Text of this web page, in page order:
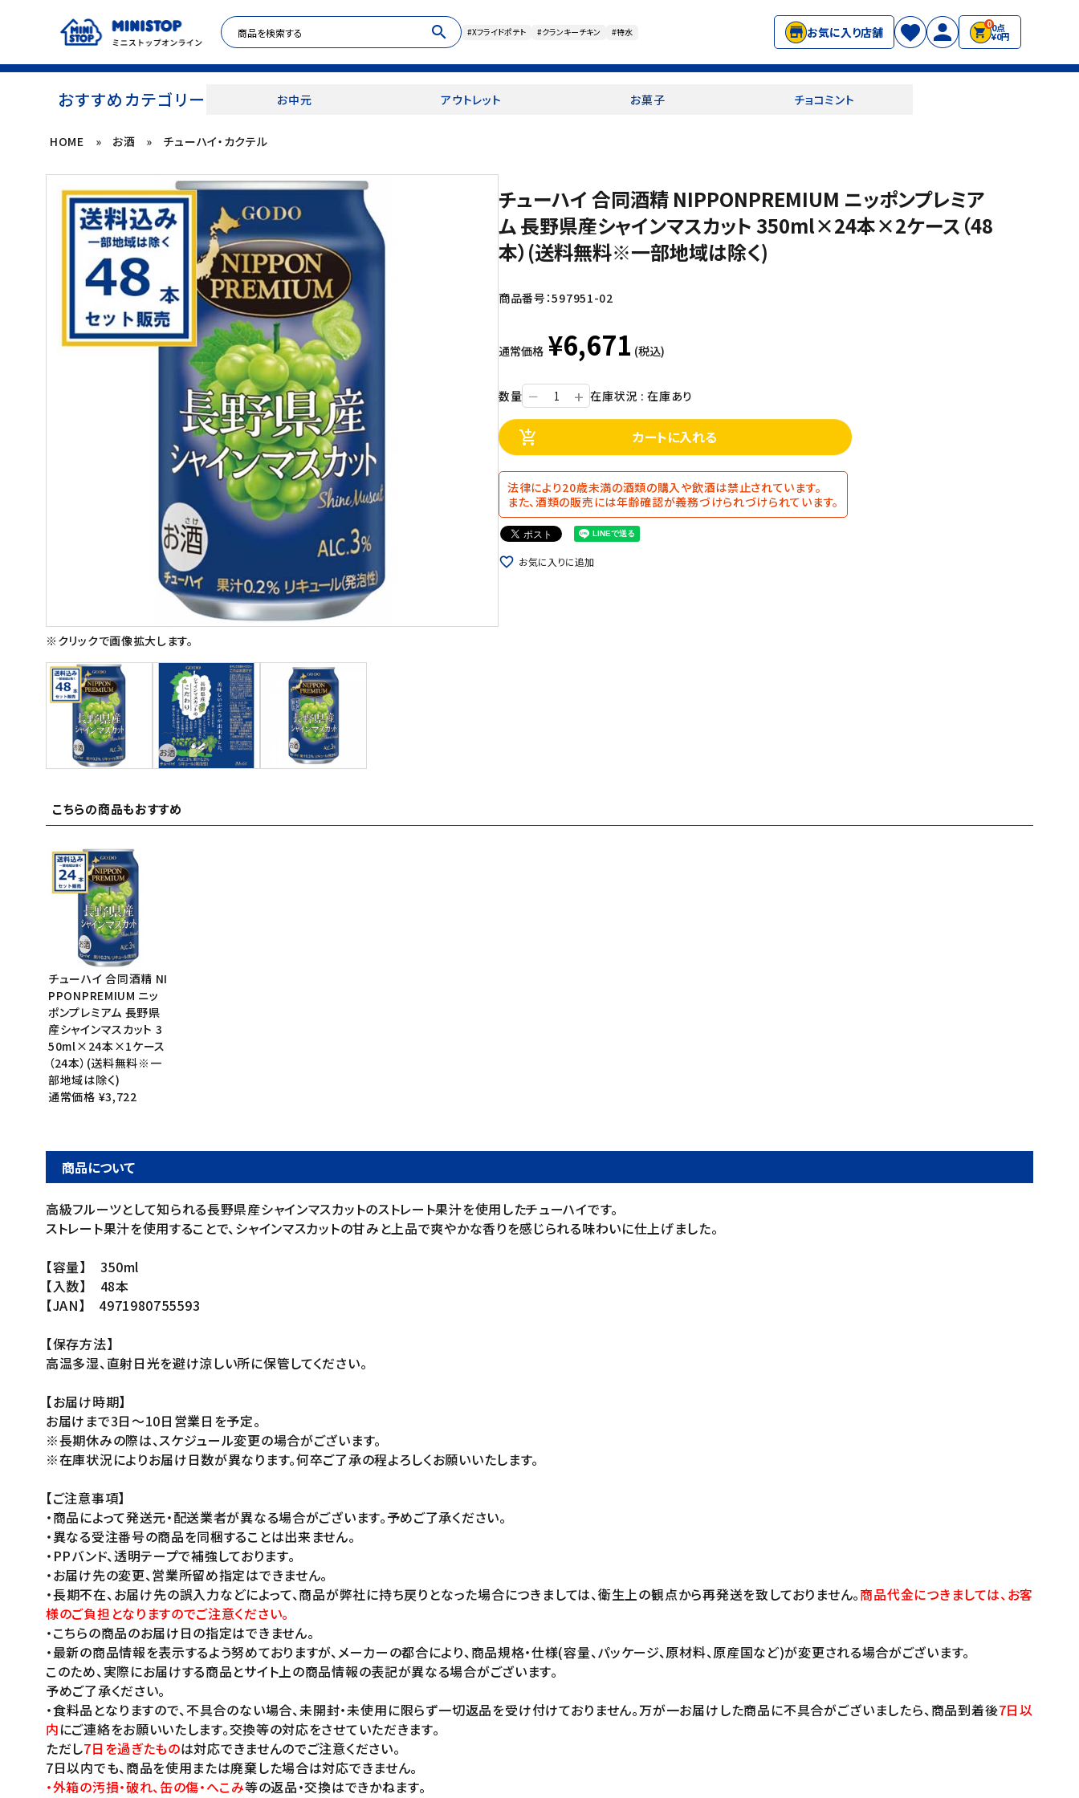
search #Xフライドポテト #クランキーチキン #特水 お気に入り店舗
00点
¥0円
おすすめカテゴリー お中元 アウトレット お菓子 チョコミント
ACCOUNT MENU
ログイン person 新規登録
カテゴリから探す
冷凍食品
フードロス
ペット用品
SHOP GUIDE
ご利用ガイド
特定商取引法表示について
プライバシーポリシー
利用規約
HOME » お酒 » チューハイ・カクテル
※クリックで画像拡大します。
チューハイ 合同酒精 NIPPONPREMIUM ニッポンプレミア
ム 長野県産シャインマスカット 350ml×24本×2ケース（48
本）(送料無料※一部地域は除く)
商品番号：597951-02
通常価格 ¥6,671 (税込)
数量 ー + 在庫状況 : 在庫あり
add_shopping_cart カートに入れる
法律により20歳未満の酒類の購入や飲酒は禁止されています。
また、酒類の販売には年齢確認が義務づけられづけられています。
favorite_border お気に入りに追加
こちらの商品もおすすめ
チューハイ 合同酒精 NI
PPONPREMIUM ニッ
ポンプレミアム 長野県
産シャインマスカット 3
50ml×24本×1ケース
（24本）(送料無料※一
部地域は除く)
通常価格 ¥3,722
商品について
高級フルーツとして知られる長野県産シャインマスカットのストレート果汁を使用したチューハイです。
ストレート果汁を使用することで、シャインマスカットの甘みと上品で爽やかな香りを感じられる味わいに仕上げました。
【容量】 350ml
【入数】 48本
【JAN】 4971980755593
【保存方法】
高温多湿、直射日光を避け涼しい所に保管してください。
【お届け時期】
お届けまで3日～10日営業日を予定。
※長期休みの際は、スケジュール変更の場合がございます。
※在庫状況によりお届け日数が異なります。何卒ご了承の程よろしくお願いいたします。
【ご注意事項】
・商品によって発送元・配送業者が異なる場合がございます。予めご了承ください。
・異なる受注番号の商品を同梱することは出来ません。
・PPバンド、透明テープで補強しております。
・お届け先の変更、営業所留め指定はできません。
・長期不在、お届け先の誤入力などによって、商品が弊社に持ち戻りとなった場合につきましては、衛生上の観点から再発送を致しておりません。商品代金につきましては、お客
様のご負担となりますのでご注意ください。
・こちらの商品のお届け日の指定はできません。
・最新の商品情報を表示するよう努めておりますが、メーカーの都合により、商品規格・仕様(容量、パッケージ、原材料、原産国など)が変更される場合がございます。
このため、実際にお届けする商品とサイト上の商品情報の表記が異なる場合がございます。
予めご了承ください。
・食料品となりますので、不具合のない場合、未開封・未使用に限らず一切返品を受け付けておりません。万が一お届けした商品に不具合がございましたら、商品到着後7日以
内にご連絡をお願いいたします。交換等の対応をさせていただきます。
ただし7日を過ぎたものは対応できませんのでご注意ください。
7日以内でも、商品を使用または廃棄した場合は対応できません。
・外箱の汚損・破れ、缶の傷・へこみ等の返品・交換はできかねます。